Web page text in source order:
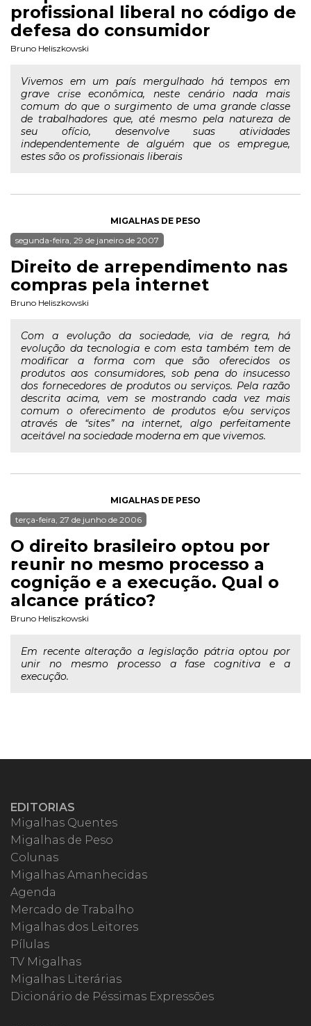
profissional liberal no código de
defesa do consumidor
Bruno Heliszkowski
Vivemos em um país mergulhado há tempos em
grave crise econômica, neste cenário nada mais
comum do que o surgimento de uma grande classe
de trabalhadores que, até mesmo pela natureza de
seu ofício, desenvolve suas atividades
independentemente de alguém que os empregue,
estes são os profissionais liberais
MIGALHAS DE PESO
segunda-feira, 29 de janeiro de 2007
Direito de arrependimento nas
compras pela internet
Bruno Heliszkowski
Com a evolução da sociedade, via de regra, há
evolução da tecnologia e com esta também tem de
modificar a forma com que são oferecidos os
produtos aos consumidores, sob pena do insucesso
dos fornecedores de produtos ou serviços. Pela razão
descrita acima, vem se mostrando cada vez mais
comum o oferecimento de produtos e/ou serviços
através de “sites” na internet, algo perfeitamente
aceitável na sociedade moderna em que vivemos.
MIGALHAS DE PESO
terça-feira, 27 de junho de 2006
O direito brasileiro optou por
reunir no mesmo processo a
cognição e a execução. Qual o
alcance prático?
Bruno Heliszkowski
Em recente alteração a legislação pátria optou por
unir no mesmo processo a fase cognitiva e a
execução.
EDITORIAS
Migalhas Quentes
Migalhas de Peso
Colunas
Migalhas Amanhecidas
Agenda
Mercado de Trabalho
Migalhas dos Leitores
Pílulas
TV Migalhas
Migalhas Literárias
Dicionário de Péssimas Expressões